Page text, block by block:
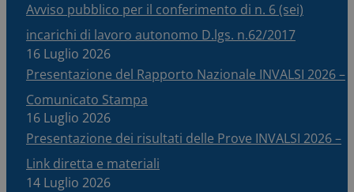
Avviso pubblico per il conferimento di n. 6 (sei)
incarichi di lavoro autonomo D.lgs. n.62/2017
16 Luglio 2026
Presentazione del Rapporto Nazionale INVALSI 2026 –
Comunicato Stampa
16 Luglio 2026
Presentazione dei risultati delle Prove INVALSI 2026 –
Link diretta e materiali
14 Luglio 2026